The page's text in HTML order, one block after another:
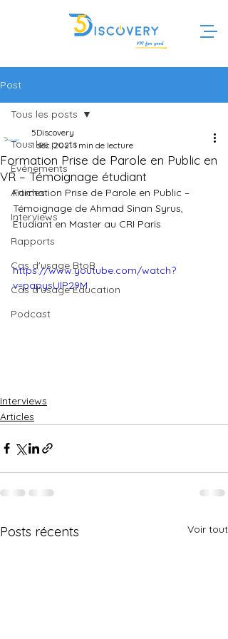
Post
Tous les posts
Evénements
Articles
Interviews
Rapports
Cas d'usage BtoB
Cas d'usage Éducation
Podcast
Tous les posts
Formation Prise de Parole en Public en
VR – Témoignage étudiant
5Discovery
1 déc. 20211 min de lecture
Formation Prise de Parole en Public –
Témoignage de Ahmad Sinan Syrus,
Étudiant en Master au CRI Paris
https://www.youtube.com/watch?
v=papysUlP29M
Interviews
Articles
Posts récents Voir tout